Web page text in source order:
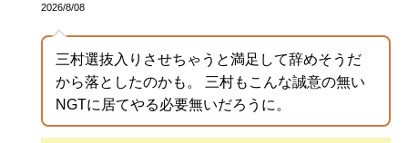
2026/8/08
三村選抜入りさせちゃうと満足して辞めそうだ
から落としたのかも。 三村もこんな誠意の無い
NGTに居てやる必要無いだろうに。